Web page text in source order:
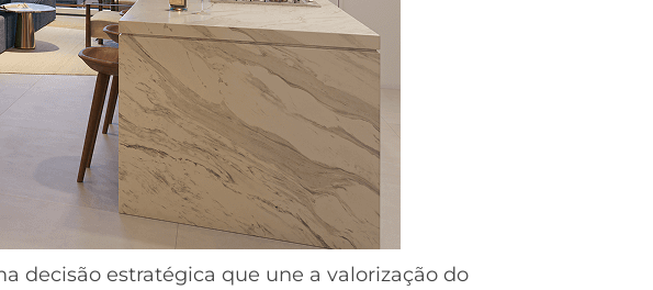
decisão estratégica que une a valorização do